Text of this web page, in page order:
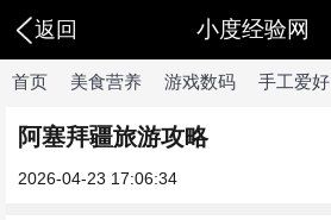
返回 小度经验网
首页 美食营养 游戏数码 手工爱好
阿塞拜疆旅游攻略
2026-04-23 17:06:34